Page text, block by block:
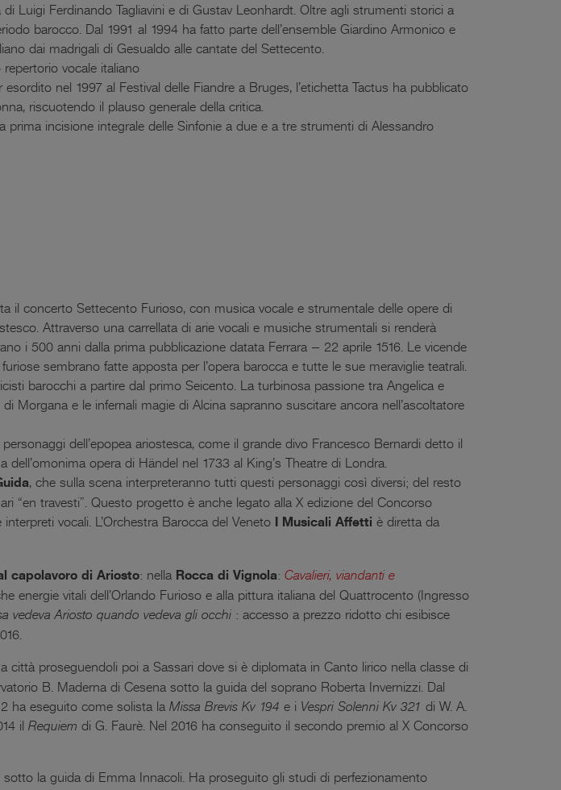
Luigi Ferdinando Tagliavini e di Gustav Leonhardt. Oltre agli strumenti storici a
barocco. Dal 1991 al 1994 ha fatto parte dell’ensemble Giardino Armonico e
dai madrigali di Gesualdo alle cantate del Settecento.
vocale italiano
nel 1997 al Festival delle Fiandre a Bruges, l’etichetta Tactus ha pubblicato
riscuotendo il plauso generale della critica.
incisione integrale delle Sinfonie a due e a tre strumenti di Alessandro
il concerto Settecento Furioso, con musica vocale e strumentale delle opere di
Attraverso una carrellata di arie vocali e musiche strumentali si renderà
i 500 anni dalla prima pubblicazione datata Ferrara – 22 aprile 1516. Le vicende
sembrano fatte apposta per l’opera barocca e tutte le sue meraviglie teatrali.
barocchi a partire dal primo Seicento. La turbinosa passione tra Angelica e
Morgana e le infernali magie di Alcina sapranno suscitare ancora nell’ascoltatore
dell’epopea ariostesca, come il grande divo Francesco Bernardi detto il
opera di Händel nel 1733 al King’s Theatre di Londra.
, che sulla scena interpreteranno tutti questi personaggi così diversi; del resto
“en travesti”. Questo progetto è anche legato alla X edizione del Concorso
vocali. L’Orchestra Barocca del Veneto I Musicali Affetti è diretta da
capolavoro di Ariosto: nella Rocca di Vignola: Cavalieri, viandanti e
energie vitali dell’Orlando Furioso e alla pittura italiana del Quattrocento (Ingresso
vedeva Ariosto quando vedeva gli occhi : accesso a prezzo ridotto chi esibisce
proseguendoli poi a Sassari dove si è diplomata in Canto lirico nella classe di
B. Maderna di Cesena sotto la guida del soprano Roberta Invernizzi. Dal
ha eseguito come solista la Missa Brevis Kv 194 e i Vespri Solenni Kv 321 di W. A.
il Requiem di G. Faurè. Nel 2016 ha conseguito il secondo premio al X Concorso
la guida di Emma Innacoli. Ha proseguito gli studi di perfezionamento